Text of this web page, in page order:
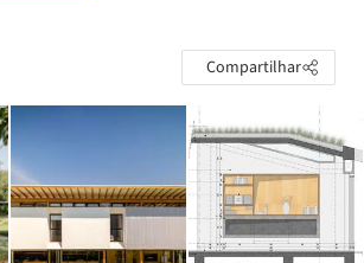
Compartilhar